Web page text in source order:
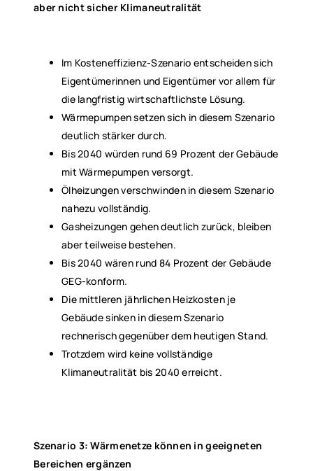
aber nicht sicher Klimaneutralität
Im Kosteneffizienz-Szenario entscheiden sich
Eigentümerinnen und Eigentümer vor allem für
die langfristig wirtschaftlichste Lösung.
Wärmepumpen setzen sich in diesem Szenario
deutlich stärker durch.
Bis 2040 würden rund 69 Prozent der Gebäude
mit Wärmepumpen versorgt.
Ölheizungen verschwinden in diesem Szenario
nahezu vollständig.
Gasheizungen gehen deutlich zurück, bleiben
aber teilweise bestehen.
Bis 2040 wären rund 84 Prozent der Gebäude
GEG-konform.
Die mittleren jährlichen Heizkosten je
Gebäude sinken in diesem Szenario
rechnerisch gegenüber dem heutigen Stand.
Trotzdem wird keine vollständige
Klimaneutralität bis 2040 erreicht.
Szenario 3: Wärmenetze können in geeigneten
Bereichen ergänzen